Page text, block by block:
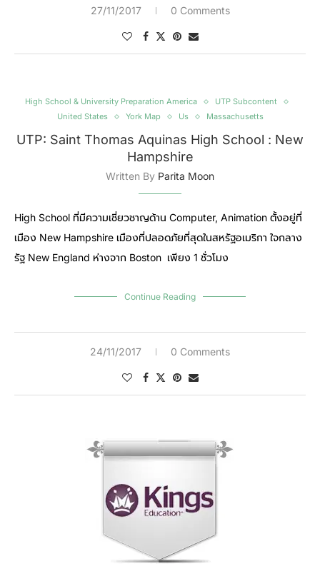
27/11/2017 0 Comments
High School & University Preparation America
UTP Subcontent
United States
York Map Us Massachusetts
UTP: Saint Thomas Aquinas High School : New
Hampshire
Written By Parita Moon
High School ที่มีความเชี่ยวชาญด้าน Computer, Animation ตั้งอยู่ที่
เมือง New Hampshire เมืองที่ปลอดภัยที่สุดในสหรัฐอเมริกา ใจกลาง
รัฐ New England ห่างจาก Boston เพียง 1 ชั่วโมง
Continue Reading
24/11/2017 0 Comments